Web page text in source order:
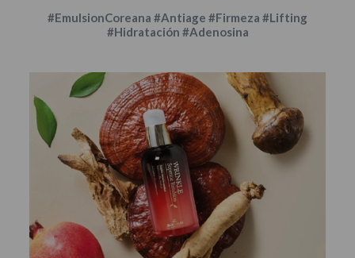
#EmulsionCoreana #Antiage #Firmeza #Lifting
#Hidratación #Adenosina